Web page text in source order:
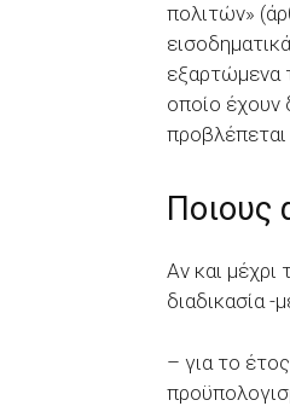
πολιτών»
εξαρτώμενα
οποίο έχουν
Ποιους
Αν και μέχρι
διαδικασία
– για το